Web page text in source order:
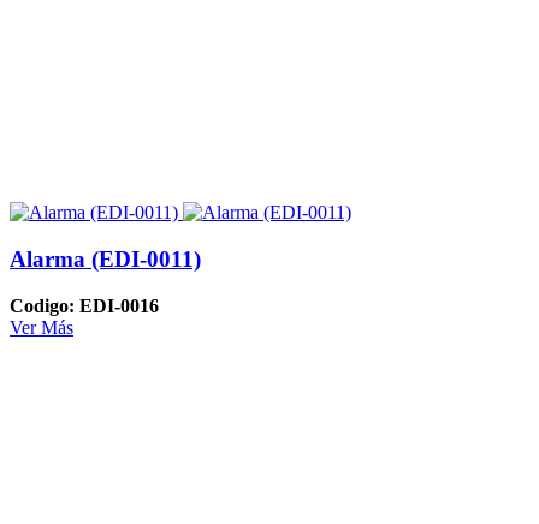
Alarma (EDI-0011)
Codigo: EDI-0016
Ver Más